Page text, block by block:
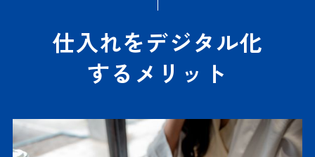
仕入れをデジタル化
するメリット